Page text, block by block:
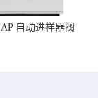
自动进样器阀